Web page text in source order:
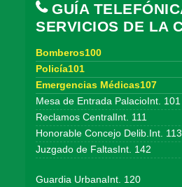
GUÍA
SERVICIOS DE LA
Bomberos100
Policía101
Emergencias Médicas107
Mesa de Entrada PalacioInt. 101
Reclamos CentralInt. 111
Honorable Concejo Delib.Int. 113
Juzgado de FaltasInt. 142
Guardia UrbanaInt. 120